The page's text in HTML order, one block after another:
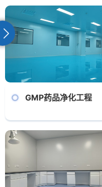
房、医疗器械、食品饮料、无
菌实验室、P级实验及微生物
实验室等；公司还生产各类净
化设备，如超净工作台、医用
工作台、通风柜、风淋…
GMP药品净化工程